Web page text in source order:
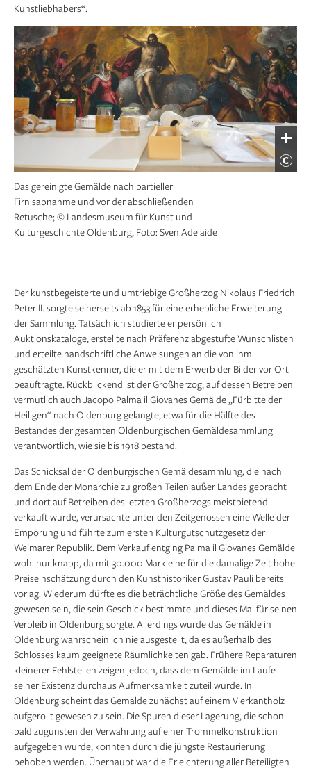
Kunstliebhabers“.
Das gereinigte Gemälde nach partieller
Firnisabnahme und vor der abschließenden
Retusche; © Landesmuseum für Kunst und
Kulturgeschichte Oldenburg, Foto: Sven Adelaide
Der kunstbegeisterte und umtriebige Großherzog Nikolaus Friedrich
Peter II. sorgte seinerseits ab 1853 für eine erhebliche Erweiterung
der Sammlung. Tatsächlich studierte er persönlich
Auktionskataloge, erstellte nach Präferenz abgestufte Wunschlisten
und erteilte handschriftliche Anweisungen an die von ihm
geschätzten Kunstkenner, die er mit dem Erwerb der Bilder vor Ort
beauftragte. Rückblickend ist der Großherzog, auf dessen Betreiben
vermutlich auch Jacopo Palma il Giovanes Gemälde „Fürbitte der
Heiligen“ nach Oldenburg gelangte, etwa für die Hälfte des
Bestandes der gesamten Oldenburgischen Gemäldesammlung
verantwortlich, wie sie bis 1918 bestand.
Das Schicksal der Oldenburgischen Gemäldesammlung, die nach
dem Ende der Monarchie zu großen Teilen außer Landes gebracht
und dort auf Betreiben des letzten Großherzogs meistbietend
verkauft wurde, verursachte unter den Zeitgenossen eine Welle der
Empörung und führte zum ersten Kulturgutschutzgesetz der
Weimarer Republik. Dem Verkauf entging Palma il Giovanes Gemälde
wohl nur knapp, da mit 30.000 Mark eine für die damalige Zeit hohe
Preiseinschätzung durch den Kunsthistoriker Gustav Pauli bereits
vorlag. Wiederum dürfte es die beträchtliche Größe des Gemäldes
gewesen sein, die sein Geschick bestimmte und dieses Mal für seinen
Verbleib in Oldenburg sorgte. Allerdings wurde das Gemälde in
Oldenburg wahrscheinlich nie ausgestellt, da es außerhalb des
Schlosses kaum geeignete Räumlichkeiten gab. Frühere Reparaturen
kleinerer Fehlstellen zeigen jedoch, dass dem Gemälde im Laufe
seiner Existenz durchaus Aufmerksamkeit zuteil wurde. In
Oldenburg scheint das Gemälde zunächst auf einem Vierkantholz
aufgerollt gewesen zu sein. Die Spuren dieser Lagerung, die schon
bald zugunsten der Verwahrung auf einer Trommelkonstruktion
aufgegeben wurde, konnten durch die jüngste Restaurierung
behoben werden. Überhaupt war die Erleichterung aller Beteiligten